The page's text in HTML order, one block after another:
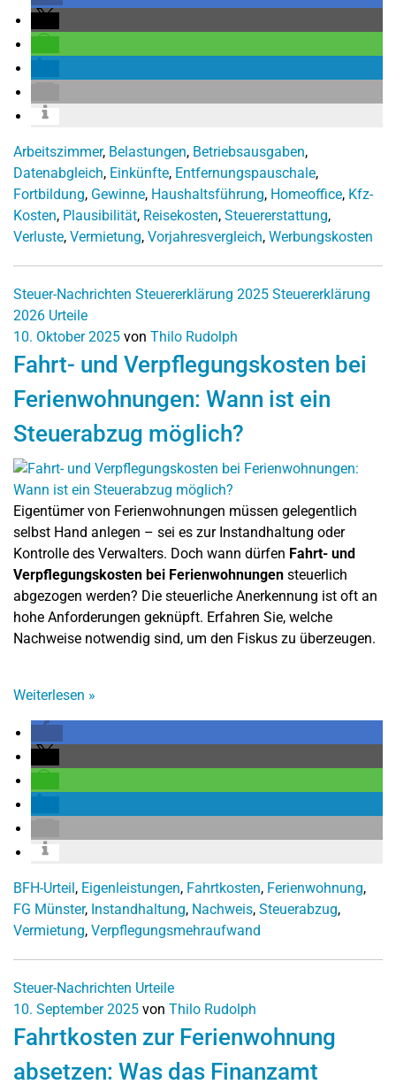
Arbeitszimmer, Belastungen, Betriebsausgaben,
Datenabgleich, Einkünfte, Entfernungspauschale,
Fortbildung, Gewinne, Haushaltsführung, Homeoffice, Kfz-
Kosten, Plausibilität, Reisekosten, Steuererstattung,
Verluste, Vermietung, Vorjahresvergleich, Werbungskosten
Steuer-Nachrichten Steuererklärung 2025 Steuererklärung
2026 Urteile
10. Oktober 2025 von Thilo Rudolph
Fahrt- und Verpflegungskosten bei
Ferienwohnungen: Wann ist ein
Steuerabzug möglich?
Eigentümer von Ferienwohnungen müssen gelegentlich
selbst Hand anlegen – sei es zur Instandhaltung oder
Kontrolle des Verwalters. Doch wann dürfen Fahrt- und
Verpflegungskosten bei Ferienwohnungen steuerlich
abgezogen werden? Die steuerliche Anerkennung ist oft an
hohe Anforderungen geknüpft. Erfahren Sie, welche
Nachweise notwendig sind, um den Fiskus zu überzeugen.
Weiterlesen »
BFH-Urteil, Eigenleistungen, Fahrtkosten, Ferienwohnung,
FG Münster, Instandhaltung, Nachweis, Steuerabzug,
Vermietung, Verpflegungsmehraufwand
Steuer-Nachrichten Urteile
10. September 2025 von Thilo Rudolph
Fahrtkosten zur Ferienwohnung
absetzen: Was das Finanzamt